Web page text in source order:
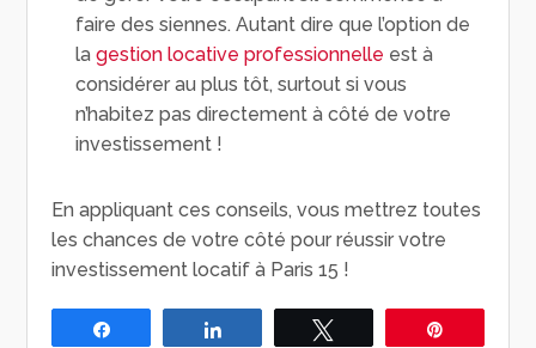
faire des siennes. Autant dire que l’option de
lagestion locative professionnelle est à
considérer au plus tôt, surtout si vous
n’habitez pas directement à côté de votre
investissement !
En appliquant ces conseils, vous mettrez toutes
les chances de votre côté pour réussir votre
investissement locatif à Paris 15 !